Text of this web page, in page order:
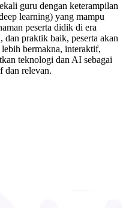
guru dengan keterampilan
learning) yang mampu
peserta didik di era
praktik baik, peserta akan
bermakna, interaktif,
teknologi dan AI sebagai
dan relevan.